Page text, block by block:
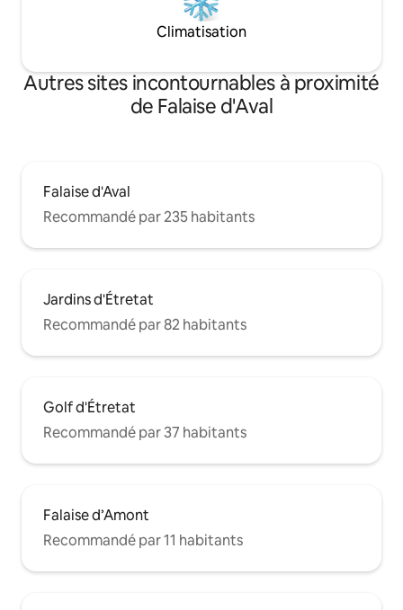
Climatisation
Autres sites incontournables à proximité
de Falaise d'Aval
Falaise d'Aval
Recommandé par 235 habitants
Jardins d'Étretat
Recommandé par 82 habitants
Golf d'Étretat
Recommandé par 37 habitants
Falaise d’Amont
Recommandé par 11 habitants